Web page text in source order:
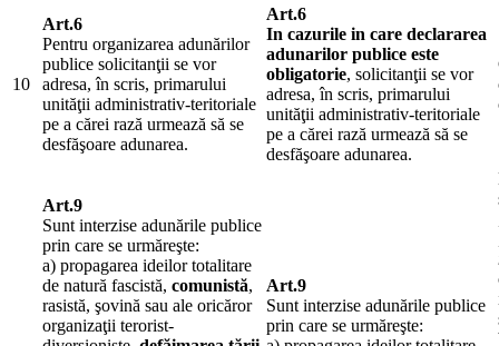
10
Art.6
Pentru organizarea adunărilor
publice solicitanţii se vor
adresa, în scris, primarului
unităţii administrativ-teritoriale
pe a cărei rază urmează să se
desfăşoare adunarea.
Art.6
In cazurile in care declararea
adunarilor publice este
obligatorie, solicitanţii se vor
adresa, în scris, primarului
unităţii administrativ-teritoriale
pe a cărei rază urmează să se
desfăşoare adunarea.
Art.9
Sunt interzise adunările publice
prin care se urmăreşte:
a) propagarea ideilor totalitare
de natură fascistă, comunistă,
rasistă, şovină sau ale oricăror
organizaţii terorist-
Art.9
Sunt interzise adunările publice
prin care se urmăreşte: